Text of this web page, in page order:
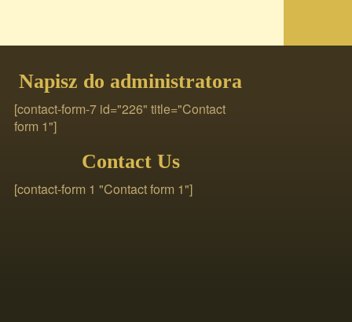
Napisz do administratora
[contact-form-7 id="226" title="Contact
form 1"]
Contact Us
[contact-form 1 "Contact form 1"]